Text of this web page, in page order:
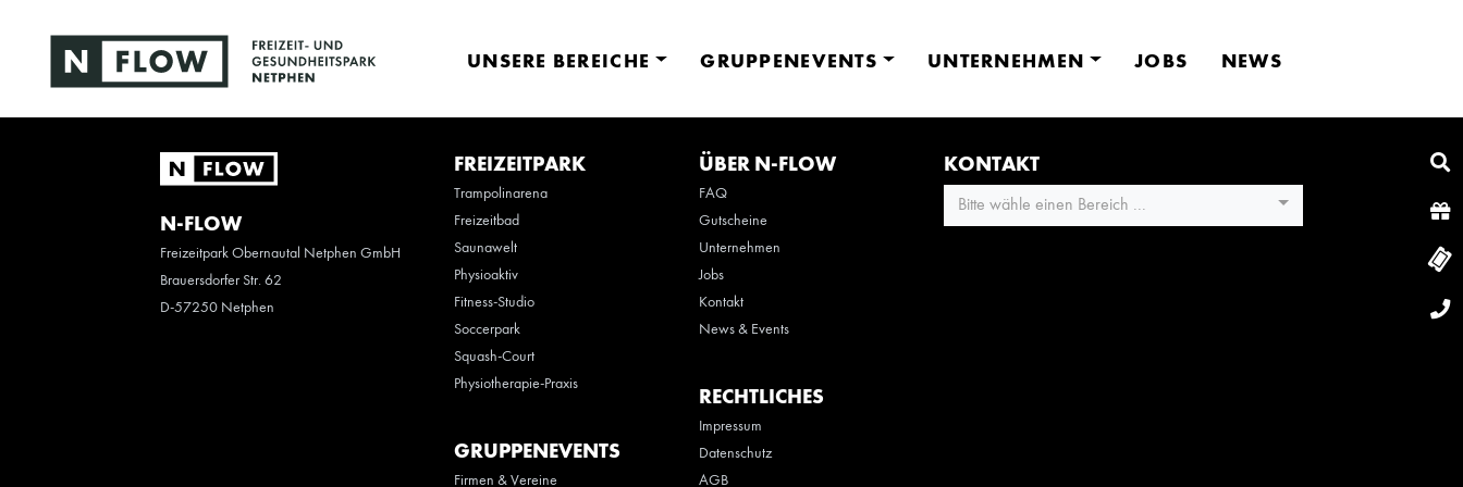
UNSERE BEREICHE GRUPPENEVENTS UNTERNEHMEN JOBS NEWS
N-FLOW
Freizeitpark Obernautal Netphen GmbH
Brauersdorfer Str. 62
D-57250 Netphen
FREIZEITPARK
Trampolinarena
Freizeitbad
Saunawelt
Physioaktiv
Fitness-Studio
Soccerpark
Squash-Court
Physiotherapie-Praxis
GRUPPENEVENTS
Firmen & Vereine
ÜBER N-FLOW
FAQ
Gutscheine
Unternehmen
Jobs
Kontakt
News & Events
RECHTLICHES
Impressum
Datenschutz
AGB
KONTAKT
Bitte wähle einen Bereich ...